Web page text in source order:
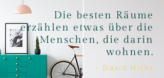
Die besten Räume
erzählen etwas über die
Menschen, die darin
wohnen.
– David Hicks